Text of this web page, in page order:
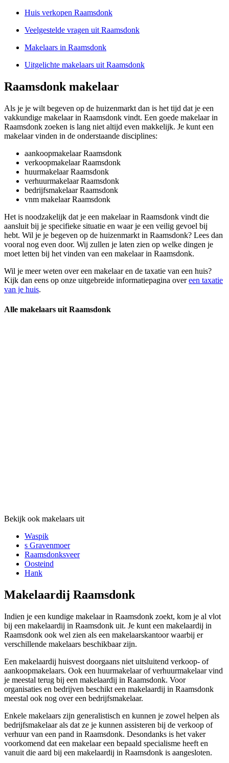
Huis verkopen Raamsdonk
Veelgestelde vragen uit Raamsdonk
Makelaars in Raamsdonk
Uitgelichte makelaars uit Raamsdonk
Raamsdonk makelaar
Als je je wilt begeven op de huizenmarkt dan is het tijd dat je een
vakkundige makelaar in Raamsdonk vindt. Een goede makelaar in
Raamsdonk zoeken is lang niet altijd even makkelijk. Je kunt een
makelaar vinden in de onderstaande disciplines:
aankoopmakelaar Raamsdonk
verkoopmakelaar Raamsdonk
huurmakelaar Raamsdonk
verhuurmakelaar Raamsdonk
bedrijfsmakelaar Raamsdonk
vnm makelaar Raamsdonk
Het is noodzakelijk dat je een makelaar in Raamsdonk vindt die
aansluit bij je specifieke situatie en waar je een veilig gevoel bij
hebt. Wil je je begeven op de huizenmarkt in Raamsdonk? Lees dan
vooral nog even door. Wij zullen je laten zien op welke dingen je
moet letten bij het vinden van een makelaar in Raamsdonk.
Wil je meer weten over een makelaar en de taxatie van een huis?
Kijk dan eens op onze uitgebreide informatiepagina overeen taxatie
van je huis.
Alle makelaars uit Raamsdonk
Bekijk ook makelaars uit
Waspik
s Gravenmoer
Raamsdonksveer
Oosteind
Hank
Makelaardij Raamsdonk
Indien je een kundige makelaar in Raamsdonk zoekt, kom je al vlot
bij een makelaardij in Raamsdonk uit. Je kunt een makelaardij in
Raamsdonk ook wel zien als een makelaarskantoor waarbij er
verschillende makelaars beschikbaar zijn.
Een makelaardij huisvest doorgaans niet uitsluitend verkoop- of
aankoopmakelaars. Ook een huurmakelaar of verhuurmakelaar vind
je meestal terug bij een makelaardij in Raamsdonk. Voor
organisaties en bedrijven beschikt een makelaardij in Raamsdonk
meestal ook nog over een bedrijfsmakelaar.
Enkele makelaars zijn generalistisch en kunnen je zowel helpen als
bedrijfsmakelaar als dat ze je kunnen assisteren bij de verkoop of
verhuur van een pand in Raamsdonk. Desondanks is het vaker
voorkomend dat een makelaar een bepaald specialisme heeft en
vanuit die aard bij een makelaardij in Raamsdonk is aangesloten.